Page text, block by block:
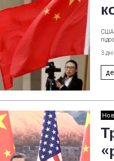
США
3